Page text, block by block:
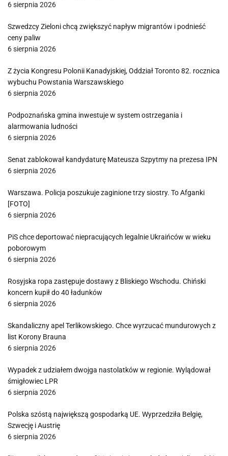
6 sierpnia 2026
Szwedzcy Zieloni chcą zwiększyć napływ migrantów i podnieść
ceny paliw
6 sierpnia 2026
Z życia Kongresu Polonii Kanadyjskiej, Oddział Toronto 82. rocznica
wybuchu Powstania Warszawskiego
6 sierpnia 2026
Podpoznańska gmina inwestuje w system ostrzegania i
alarmowania ludności
6 sierpnia 2026
Senat zablokował kandydaturę Mateusza Szpytmy na prezesa IPN
6 sierpnia 2026
Warszawa. Policja poszukuje zaginione trzy siostry. To Afganki
[FOTO]
6 sierpnia 2026
PiS chce deportować niepracujących legalnie Ukraińców w wieku
poborowym
6 sierpnia 2026
Rosyjska ropa zastępuje dostawy z Bliskiego Wschodu. Chiński
koncern kupił do 40 ładunków
6 sierpnia 2026
Skandaliczny apel Terlikowskiego. Chce wyrzucać mundurowych z
list Korony Brauna
6 sierpnia 2026
Wypadek z udziałem dwojga nastolatków w regionie. Wylądował
śmigłowiec LPR
6 sierpnia 2026
Polska szóstą największą gospodarką UE. Wyprzedziła Belgię,
Szwecję i Austrię
6 sierpnia 2026